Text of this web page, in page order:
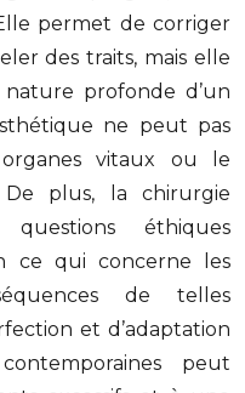
permet de corriger
des traits, mais elle
profonde d’un
ne peut pas
vitaux ou le
plus, la chirurgie
éthiques
ce qui concerne les
de telles
et d’adaptation
peut